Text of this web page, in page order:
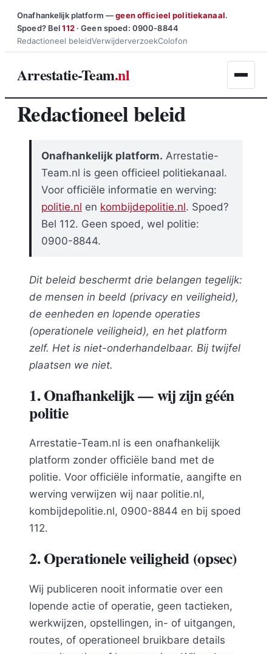
Ga
naar
Onafhankelijk platform —geen officieel politiekanaal.
Spoed? Bel112· Geen spoed: 0900-8844
Redactioneel beleidVerwijderverzoekColofon
Arrestatie-Team.nl
Redactioneel beleid
Onafhankelijk platform. Arrestatie-
Team.nl is geen officieel politiekanaal.
Voor officiële informatie en werving:
politie.nl en kombijdepolitie.nl. Spoed?
Bel 112. Geen spoed, wel politie:
0900-8844.
Dit beleid beschermt drie belangen tegelijk:
de mensen in beeld (privacy en veiligheid),
de eenheden en lopende operaties
(operationele veiligheid), en het platform
zelf. Het is niet-onderhandelbaar. Bij twijfel
plaatsen we niet.
1. Onafhankelijk — wij zijn géén
politie
Arrestatie-Team.nl is een onafhankelijk
platform zonder officiële band met de
politie. Voor officiële informatie, aangifte en
werving verwijzen wij naar politie.nl,
kombijdepolitie.nl, 0900-8844 en bij spoed
112.
2. Operationele veiligheid (opsec)
Wij publiceren nooit informatie over een
lopende actie of operatie, geen tactieken,
werkwijzen, opstellingen, in- of uitgangen,
routes, of operationeel bruikbare details